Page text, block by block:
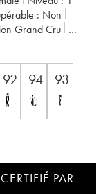
:
non
Grand Cru
92 94 93
PAR